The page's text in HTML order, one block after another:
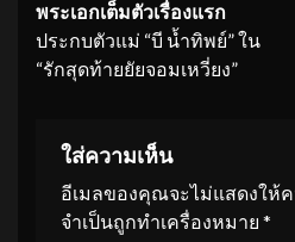
พระเอกเต็มตัวเรื่องแรก
ประกบตัวแม่ “บี น้ำทิพย์” ใน
“รักสุดท้ายยัยจอมเหวี่ยง”
ใส่ความเห็น
อีเมลของคุณจะไม่แสดงให้
จำเป็นถูกทำเครื่องหมาย *